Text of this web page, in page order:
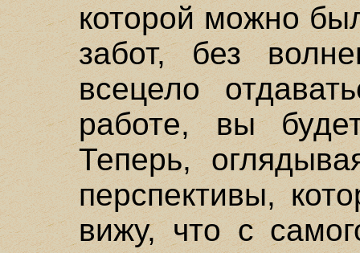
которой можно
забот, без
всецело
работе, вы
Теперь,
перспективы,
вижу, что с